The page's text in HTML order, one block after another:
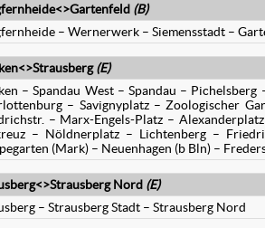
(B)
– Wernerwerk – Siemensstadt –
(E)
– Spandau West – Spandau –
– Savignyplatz – Zoologischer
– Marx-Engels-Platz –
– Nöldnerplatz – Lichtenberg –
(Mark) – Neuenhagen (b Bln) –
Nord (E)
– Strausberg Stadt – Strausberg Nord